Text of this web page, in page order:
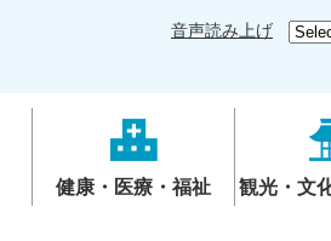
音声読み上げ
健康・医療・福祉 観光・文